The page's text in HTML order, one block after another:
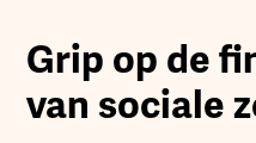
Grip op de
van sociale